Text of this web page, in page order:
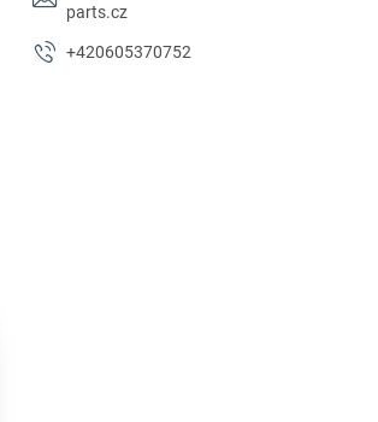
parts.cz
+420605370752